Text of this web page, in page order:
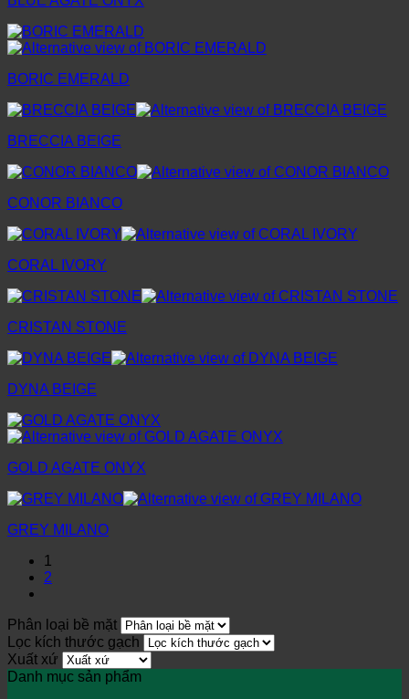
BORIC EMERALD
BRECCIA BEIGE
CONOR BIANCO
CORAL IVORY
CRISTAN STONE
DYNA BEIGE
GOLD AGATE ONYX
GREY MILANO
1
2
Phân loại bề mặt
Lọc kích thước gạch
Xuất xứ
Danh mục sản phẩm